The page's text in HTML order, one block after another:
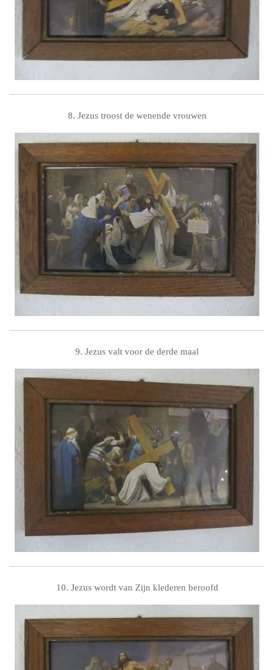
8. Jezus troost de wenende vrouwen
9. Jezus valt voor de derde maal
10. Jezus wordt van Zijn klederen beroofd